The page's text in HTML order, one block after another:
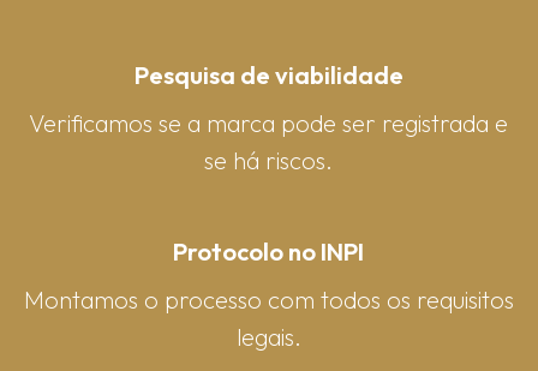
Pesquisa de viabilidade
Verificamos se a marca pode ser registrada e
se há riscos.
Protocolo no INPI
Montamos o processo com todos os requisitos
legais.